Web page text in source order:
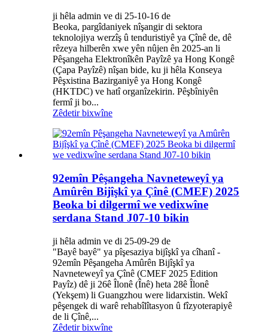
ji hêla admin ve di 25-10-16 de
Beoka, pargîdaniyek nîşangir di sektora
teknolojiya werzîş û tenduristiyê ya Çînê de, dê
rêzeya hilberên xwe yên nûjen ên 2025-an li
Pêşangeha Elektronîkên Payîzê ya Hong Kongê
(Çapa Payîzê) nîşan bide, ku ji hêla Konseya
Pêşxistina Bazirganiyê ya Hong Kongê
(HKTDC) ve hatî organîzekirin. Pêşbîniyên
fermî ji bo...
Zêdetir bixwîne
92emîn Pêşangeha Navneteweyî ya
Amûrên Bijîşkî ya Çînê (CMEF) 2025
Beoka bi dilgermî we vedixwîne
serdana Stand J07-10 bikin
ji hêla admin ve di 25-09-29 de
"Bayê bayê" ya pîşesaziya bijîşkî ya cîhanî -
92emîn Pêşangeha Amûrên Bijîşkî ya
Navneteweyî ya Çînê (CMEF 2025 Edition
Payîz) dê ji 26ê Îlonê (Înê) heta 28ê Îlonê
(Yekşem) li Guangzhou were lidarxistin. Wekî
pêşengek di warê rehabîlîtasyon û fîzyoterapiyê
de li Çînê,...
Zêdetir bixwîne